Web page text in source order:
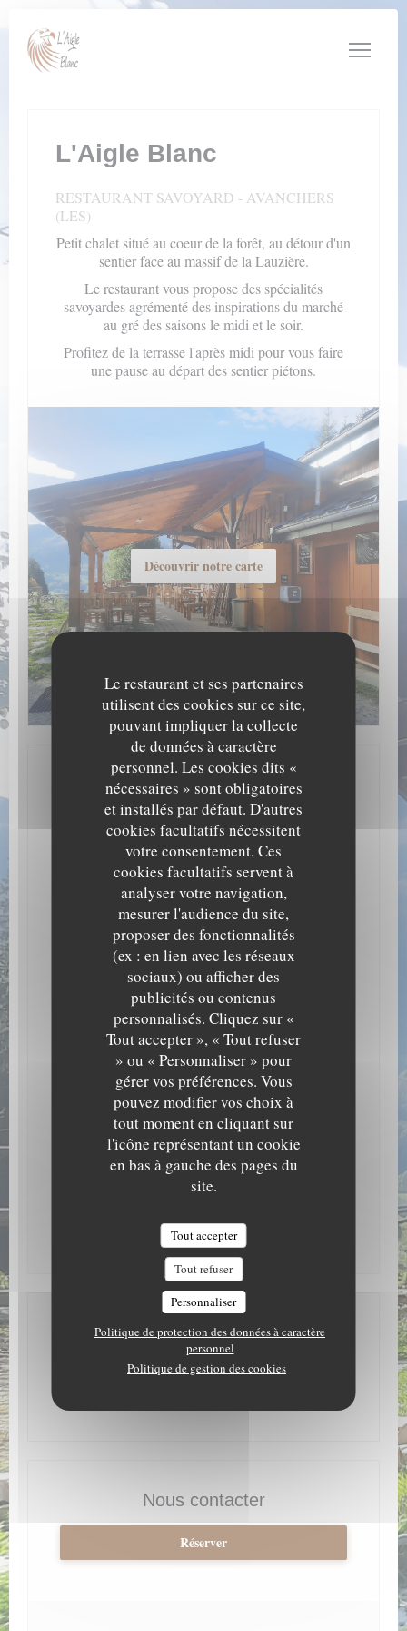
Personnalisation de vos choix en matière de cookies
Le restaurant et ses partenaires
utilisent des cookies sur ce site,
pouvant impliquer la collecte
de données à caractère
personnel. Les cookies dits «
nécessaires » sont obligatoires
et installés par défaut. D'autres
cookies facultatifs nécessitent
votre consentement. Ces
cookies facultatifs servent à
analyser votre navigation,
mesurer l'audience du site,
proposer des fonctionnalités
(ex : en lien avec les réseaux
sociaux) ou afficher des
publicités ou contenus
personnalisés. Cliquez sur «
Tout accepter », « Tout refuser
» ou « Personnaliser » pour
gérer vos préférences. Vous
pouvez modifier vos choix à
tout moment en cliquant sur
l'icône représentant un cookie
en bas à gauche des pages du
site.
Tout accepter
Tout refuser
Personnaliser
Politique de protection des données à caractère
personnel
Politique de gestion des cookies
L'Aigle Blanc
RESTAURANT SAVOYARD - AVANCHERS
(LES)
Petit chalet situé au coeur de la forêt, au détour d'un
sentier face au massif de la Lauzière.
Le restaurant vous propose des spécialités
savoyardes agrémenté des inspirations du marché
au gré des saisons le midi et le soir.
Profitez de la terrasse l'après midi pour vous faire
une pause au départ des sentier piétons.
Découvrir notre carte
Infos pratiques
Cuisine
Traditionnelle Savoyarde, Cuisine du marché
Type de restaurant
Restaurant Savoyard, Restaurant Traditionnel
Services
Privatisation, Accès Wifi, Terrasse couverte
Moyens de paiement
Eurocard/Mastercard, Espèces, Visa, Chèques, Carte
Bleue
Horaires
12h00 - 13h45
* Uniquement sur réservation
Adresse
1400 route de l'ormay 73260 Avanchers (Les)
((ouvre une
Nous contacter
Réserver